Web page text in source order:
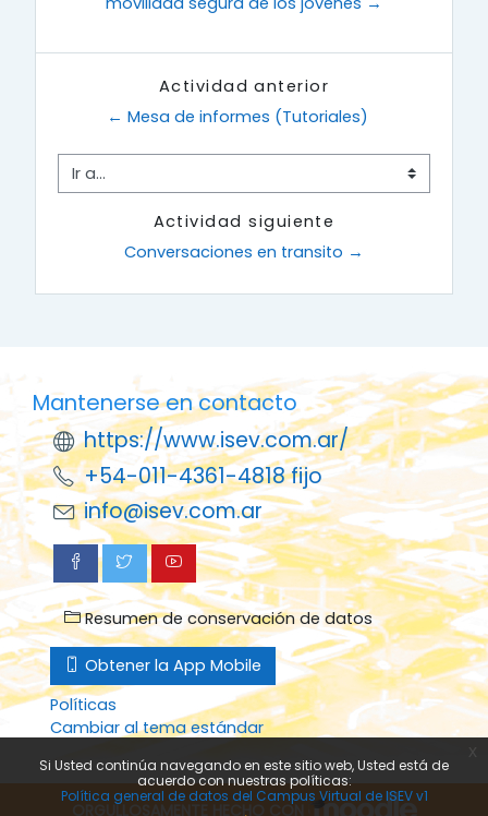
Actividad anterior
← Mesa de informes (Tutoriales)
Ir a...
Actividad siguiente
Conversaciones en transito →
Mantenerse en contacto
https://www.isev.com.ar/
+54-011-4361-4818 fijo
info@isev.com.ar
Resumen de conservación de datos
Obtener la App Mobile
Políticas
Cambiar al tema estándar
ORGULLOSAMENTE HECHO CON
Si Usted continúa navegando en este sitio web, Usted está de
acuerdo con nuestras políticas:
Política general de datos del Campus Virtual de ISEV v1
x